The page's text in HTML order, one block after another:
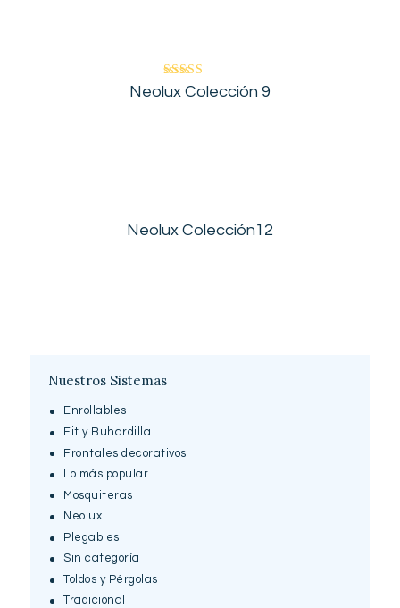
Neolux Colección 9
Valorado en
Neolux Colección12
Nuestros Sistemas
Enrollables
Fit y Buhardilla
Frontales decorativos
Lo más popular
Mosquiteras
Neolux
Plegables
Sin categoría
Toldos y Pérgolas
Tradicional